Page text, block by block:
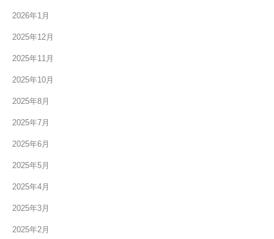
2026年1月
2025年12月
2025年11月
2025年10月
2025年8月
2025年7月
2025年6月
2025年5月
2025年4月
2025年3月
2025年2月